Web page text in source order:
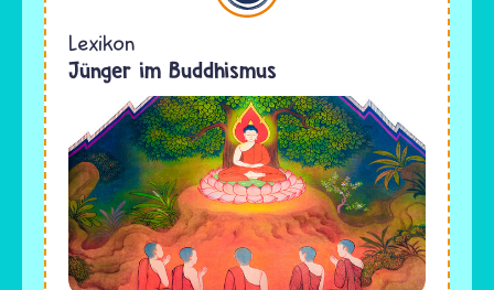
Lexikon
Jünger im Buddhismus